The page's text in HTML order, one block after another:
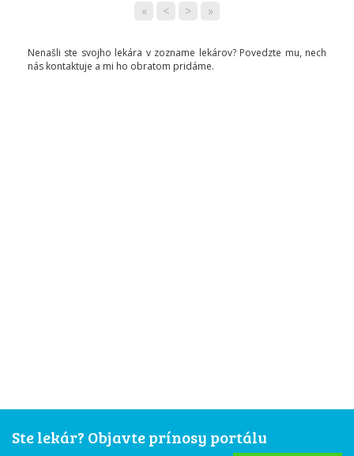
« < > »
Nenašli ste svojho lekára v zozname lekárov? Povedzte mu, nech
nás kontaktuje a mi ho obratom pridáme.
Ste lekár? Objavte prínosy portálu